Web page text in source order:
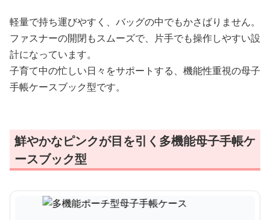
軽量で持ち運びやすく、バッグの中でもかさばりません。
ファスナーの開閉もスムーズで、片手でも操作しやすい設
計になっています。
子育て中の忙しい日々をサポートする、機能性重視の母子
手帳ケースブック型です。
鮮やかなピンクが目を引く多機能母子手帳ケ
ースブック型